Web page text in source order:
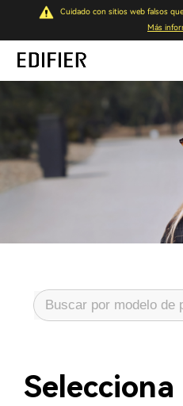
Cuidado con sitios web falsos
Más